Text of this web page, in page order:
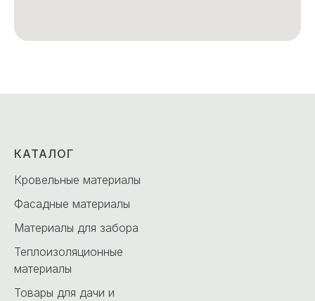
КАТАЛОГ
Кровельные материалы
Фасадные материалы
Материалы для забора
Теплоизоляционные
материалы
Товары для дачи и